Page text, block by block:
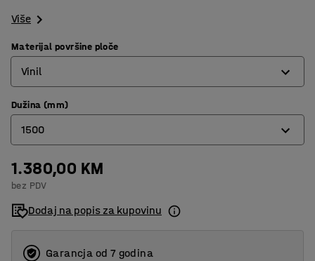
Više
Materijal površine ploče
Vinil
Hrast parket
Laminat
Metal
Tvrda ploča
Vinil
Dužina (mm)
1500
1500
2000
1.380,00 KM
bez PDV
Dodaj na popis za kupovinu
Garancja od 7 godina